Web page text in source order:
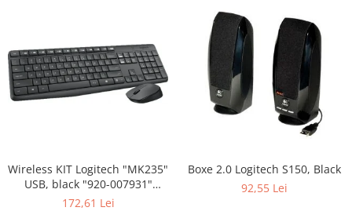
Wireless KIT Logitech "MK235"
USB, black "920-007931"
(include timbru verde 0.01 lei)
172,61 Lei
Boxe 2.0 Logitech S150, Black
92,55 Lei